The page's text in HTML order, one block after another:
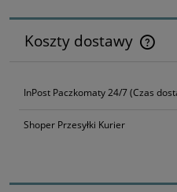
Koszty dostawy
Cena nie zawiera ewentualnych
InPost Paczkomaty 24/7(Czas
Shoper Przesyłki Kurier